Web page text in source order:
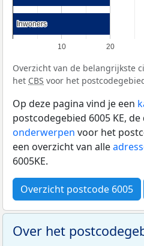
10 20
Inwoners
Inwoners
Overzicht van de belangrijkste
het CBS voor het
Op deze pagina vind je een
postcodegebied 6005 KE,
onderwerpen voor het
een overzicht van alle
6005KE.
Overzicht postcode 6005
Over het